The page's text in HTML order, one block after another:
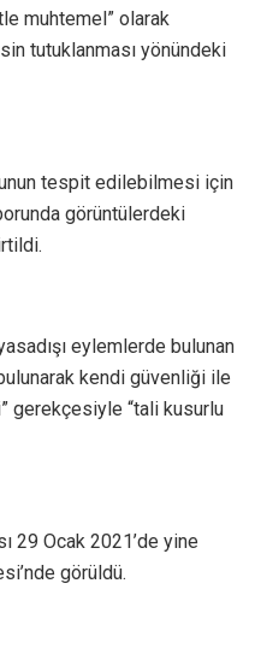
muhtemel” olarak
tutuklanması yönündeki
tespit edilebilmesi için
görüntülerdeki
eylemlerde bulunan
kendi güvenliği ile
gerekçesiyle “tali kusurlu
29 Ocak 2021’de yine
görüldü.